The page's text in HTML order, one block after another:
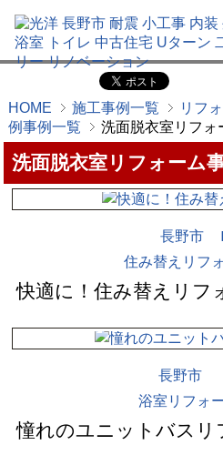
HOME 施工事例一覧
リフ
例事例一覧
洗面脱衣室リフォ
洗面脱衣室リフォーム
長野市
住み替えリフ
快適に！住み替えリフ
長野市
浴室リフォ
憧れのユニットバスリ